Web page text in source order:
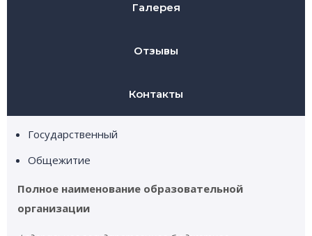
Галерея
Отзывы
Контакты
Государственный
Общежитие
Полное наименование образовательной
организации